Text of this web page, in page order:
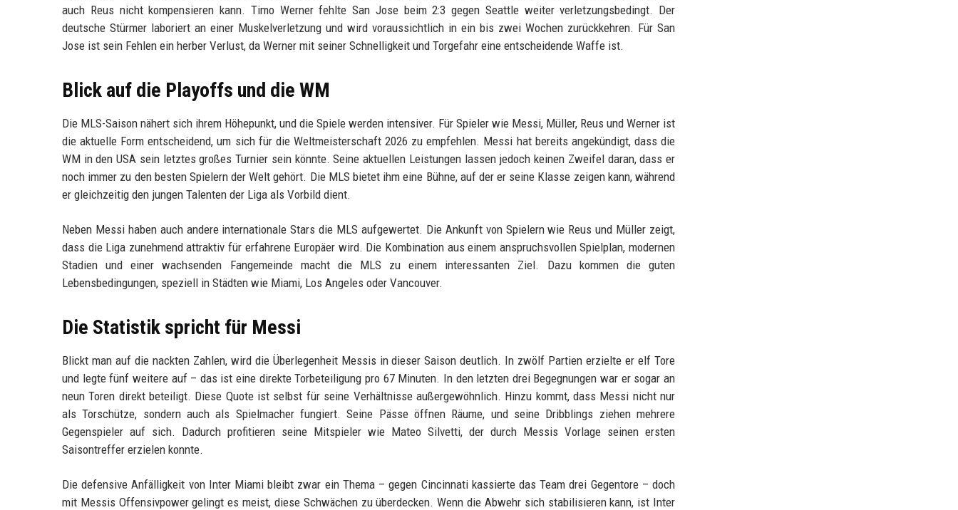
auch Reus nicht kompensieren kann. Timo Werner fehlte San Jose beim 2:3 gegen Seattle weiter verletzungsbedingt. Der
deutsche Stürmer laboriert an einer Muskelverletzung und wird voraussichtlich in ein bis zwei Wochen zurückkehren. Für San
Jose ist sein Fehlen ein herber Verlust, da Werner mit seiner Schnelligkeit und Torgefahr eine entscheidende Waffe ist.
Blick auf die Playoffs und die WM
Die MLS-Saison nähert sich ihrem Höhepunkt, und die Spiele werden intensiver. Für Spieler wie Messi, Müller, Reus und Werner ist
die aktuelle Form entscheidend, um sich für die Weltmeisterschaft 2026 zu empfehlen. Messi hat bereits angekündigt, dass die
WM in den USA sein letztes großes Turnier sein könnte. Seine aktuellen Leistungen lassen jedoch keinen Zweifel daran, dass er
noch immer zu den besten Spielern der Welt gehört. Die MLS bietet ihm eine Bühne, auf der er seine Klasse zeigen kann, während
er gleichzeitig den jungen Talenten der Liga als Vorbild dient.
Neben Messi haben auch andere internationale Stars die MLS aufgewertet. Die Ankunft von Spielern wie Reus und Müller zeigt,
dass die Liga zunehmend attraktiv für erfahrene Europäer wird. Die Kombination aus einem anspruchsvollen Spielplan, modernen
Stadien und einer wachsenden Fangemeinde macht die MLS zu einem interessanten Ziel. Dazu kommen die guten
Lebensbedingungen, speziell in Städten wie Miami, Los Angeles oder Vancouver.
Die Statistik spricht für Messi
Blickt man auf die nackten Zahlen, wird die Überlegenheit Messis in dieser Saison deutlich. In zwölf Partien erzielte er elf Tore
und legte fünf weitere auf – das ist eine direkte Torbeteiligung pro 67 Minuten. In den letzten drei Begegnungen war er sogar an
neun Toren direkt beteiligt. Diese Quote ist selbst für seine Verhältnisse außergewöhnlich. Hinzu kommt, dass Messi nicht nur
als Torschütze, sondern auch als Spielmacher fungiert. Seine Pässe öffnen Räume, und seine Dribblings ziehen mehrere
Gegenspieler auf sich. Dadurch profitieren seine Mitspieler wie Mateo Silvetti, der durch Messis Vorlage seinen ersten
Saisontreffer erzielen konnte.
Die defensive Anfälligkeit von Inter Miami bleibt zwar ein Thema – gegen Cincinnati kassierte das Team drei Gegentore – doch
mit Messis Offensivpower gelingt es meist, diese Schwächen zu überdecken. Wenn die Abwehr sich stabilisieren kann, ist Inter